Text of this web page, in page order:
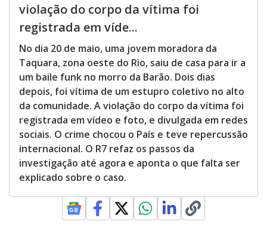
violação do corpo da vítima foi
registrada em víde...
No dia 20 de maio, uma jovem moradora da
Taquara, zona oeste do Rio, saiu de casa para ir a
um baile funk no morro da Barão. Dois dias
depois, foi vítima de um estupro coletivo no alto
da comunidade. A violação do corpo da vítima foi
registrada em vídeo e foto, e divulgada em redes
sociais. O crime chocou o País e teve repercussão
internacional. O R7 refaz os passos da
investigação até agora e aponta o que falta ser
explicado sobre o caso.